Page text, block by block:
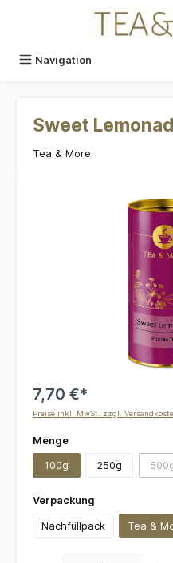
Navigation
Sweet
Tea & More
Bildergalerie überspringen
7,70 €*
Preise inkl. MwSt. zzgl.
Mengeauswählen
100g 250g
Verpackung
Nachfüllpack Tea &